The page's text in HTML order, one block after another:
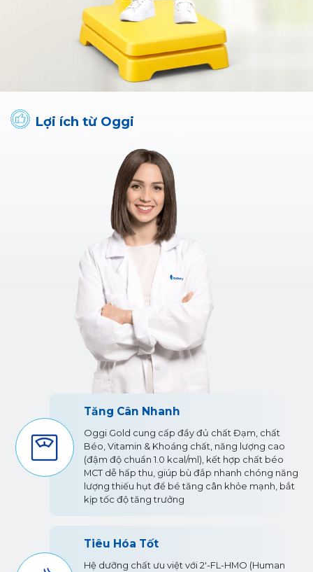
Lợi ích từ Oggi
Tăng Cân Nhanh
Oggi Gold cung cấp đầy đủ chất Đạm, chất
Béo, Vitamin & Khoáng chất, năng lượng cao
(đậm độ chuẩn 1.0 kcal/ml), kết hợp chất béo
MCT dễ hấp thu, giúp bù đắp nhanh chóng năng
lượng thiếu hụt để bé tăng cân khỏe mạnh, bắt
kịp tốc độ tăng trưởng
Tiêu Hóa Tốt
Hệ dưỡng chất ưu việt với 2'-FL-HMO (Human